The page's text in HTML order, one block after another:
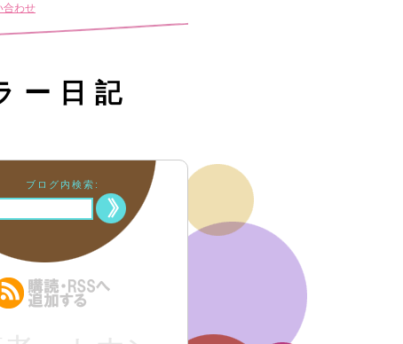
ー日記
合わせ
ブログ内検索: